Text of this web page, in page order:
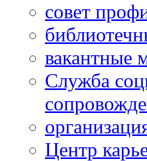
совет
вакантные
Служба
Центр